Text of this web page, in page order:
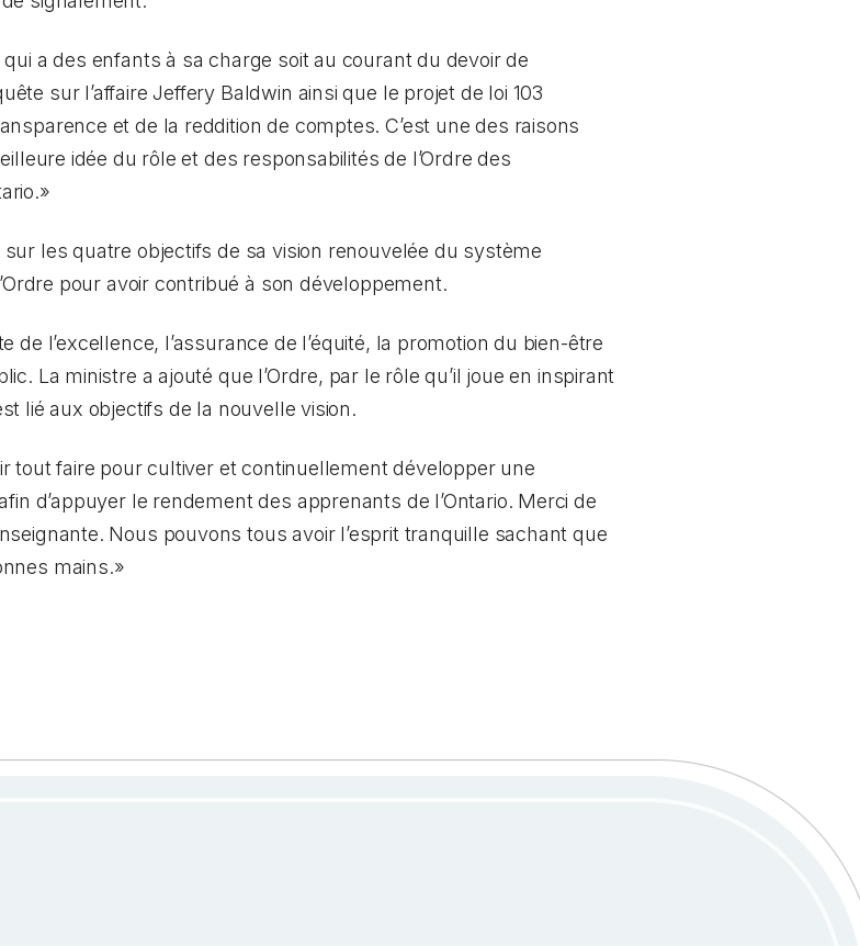
a des enfants à sa charge soit au courant du devoir de
sur l’affaire Jeffery Baldwin ainsi que le projet de loi 103
et de la reddition de comptes. C’est une des raisons
idée du rôle et des responsabilités de l’Ordre des
les quatre objectifs de sa vision renouvelée du système
pour avoir contribué à son développement.
de l’excellence, l’assurance de l’équité, la promotion du bien-être
La ministre a ajouté que l’Ordre, par le rôle qu’il joue en inspirant
lié aux objectifs de la nouvelle vision.
tout faire pour cultiver et continuellement développer une
d’appuyer le rendement des apprenants de l’Ontario. Merci de
Nous pouvons tous avoir l’esprit tranquille sachant que
mains.»